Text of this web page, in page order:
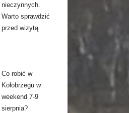
nieczynnych.
Warto sprawdzić
przed wizytą
Co robić w
Kołobrzegu w
weekend 7-9
sierpnia?